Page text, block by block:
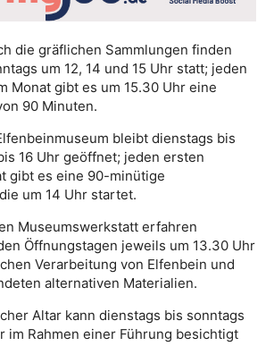
die gräflichen Sammlungen finden
um 12, 14 und 15 Uhr statt; jeden
Monat gibt es um 15.30 Uhr eine
90 Minuten.
bleibt dienstags bis
16 Uhr geöffnet; jeden ersten
gibt es eine 90-minütige
um 14 Uhr startet.
Museumswerkstatt erfahren
Öffnungstagen jeweils um 13.30 Uhr
Verarbeitung von Elfenbein und
alternativen Materialien.
Altar kann dienstags bis sonntags
im Rahmen einer Führung besichtigt